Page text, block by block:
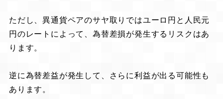
ただし、異通貨ペアのサヤ取りではユーロ円と人民元
円のレートによって、為替差損が発生するリスクはあ
ります。
逆に為替差益が発生して、さらに利益が出る可能性も
あります。